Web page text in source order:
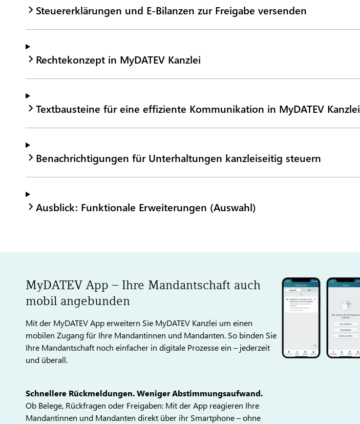
Steuererklärungen und E-Bilanzen zur Freigabe versenden
Rechtekonzept in MyDATEV Kanzlei
Textbausteine für eine effiziente Kommunikation in MyDATEV Kanzlei
Benachrichtigungen für Unterhaltungen kanzleiseitig steuern
Ausblick: Funktionale Erweiterungen (Auswahl)
MyDATEV App – Ihre Mandantschaft auch
mobil angebunden
Mit der MyDATEV App erweitern Sie MyDATEV Kanzlei um einen
mobilen Zugang für Ihre Mandantinnen und Mandanten. So binden Sie
Ihre Mandantschaft noch einfacher in digitale Prozesse ein – jederzeit
und überall.
Schnellere Rückmeldungen. Weniger Abstimmungsaufwand.
Ob Belege, Rückfragen oder Freigaben: Mit der App reagieren Ihre
Mandantinnen und Mandanten direkt über ihr Smartphone – ohne